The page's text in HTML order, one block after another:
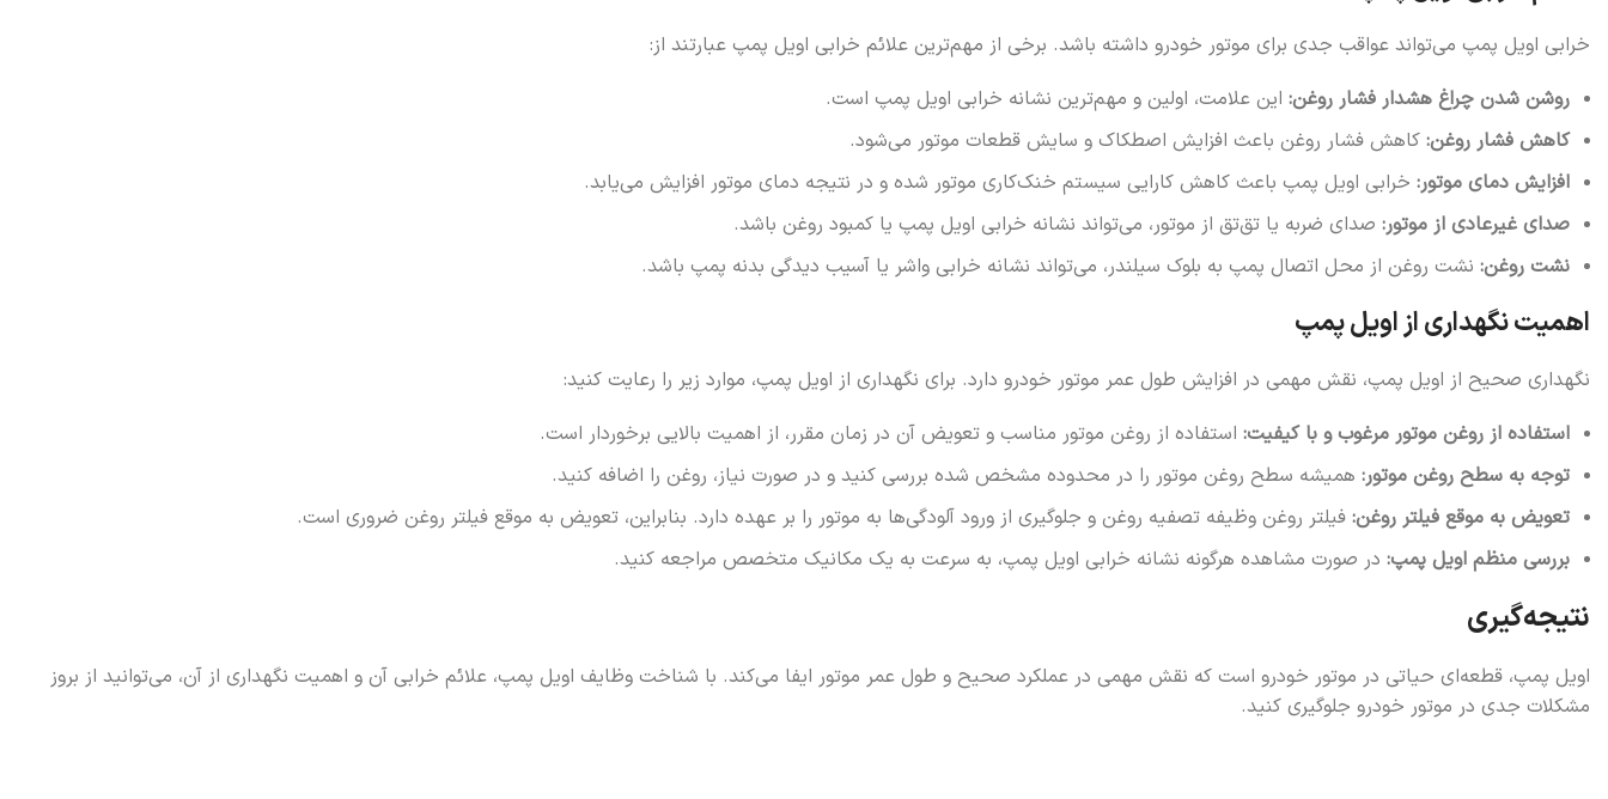
خرابی اویل پمپ می‌تواند عواقب جدی برای موتور خودرو داشته باشد. برخی از مهم‌ترین علائم خرابی اویل پمپ عبارتند از:
روشن شدن چراغ هشدار فشار روغن: این علامت، اولین و مهم‌ترین نشانه خرابی اویل پمپ است.
کاهش فشار روغن: کاهش فشار روغن باعث افزایش اصطکاک و سایش قطعات موتور می‌شود.
افزایش دمای موتور: خرابی اویل پمپ باعث کاهش کارایی سیستم خنک‌کاری موتور شده و در نتیجه دمای موتور افزایش می‌یابد.
صدای غیرعادی از موتور: صدای ضربه یا تق‌تق از موتور، می‌تواند نشانه خرابی اویل پمپ یا کمبود روغن باشد.
نشت روغن: نشت روغن از محل اتصال پمپ به بلوک سیلندر، می‌تواند نشانه خرابی واشر یا آسیب دیدگی بدنه پمپ باشد.
اهمیت نگهداری از اویل پمپ
نگهداری صحیح از اویل پمپ، نقش مهمی در افزایش طول عمر موتور خودرو دارد. برای نگهداری از اویل پمپ، موارد زیر را رعایت کنید:
استفاده از روغن موتور مرغوب و با کیفیت: استفاده از روغن موتور مناسب و تعویض آن در زمان مقرر، از اهمیت بالایی برخوردار است.
توجه به سطح روغن موتور: همیشه سطح روغن موتور را در محدوده مشخص شده بررسی کنید و در صورت نیاز، روغن را اضافه کنید.
تعویض به موقع فیلتر روغن: فیلتر روغن وظیفه تصفیه روغن و جلوگیری از ورود آلودگی‌ها به موتور را بر عهده دارد. بنابراین، تعویض به موقع فیلتر روغن ضروری است.
بررسی منظم اویل پمپ: در صورت مشاهده هرگونه نشانه خرابی اویل پمپ، به سرعت به یک مکانیک متخصص مراجعه کنید.
نتیجه‌گیری
اویل پمپ، قطعه‌ای حیاتی در موتور خودرو است که نقش مهمی در عملکرد صحیح و طول عمر موتور ایفا می‌کند. با شناخت وظایف اویل پمپ، علائم خرابی آن و اهمیت نگهداری از آن، می‌توانید از بروز
مشکلات جدی در موتور خودرو جلوگیری کنید.